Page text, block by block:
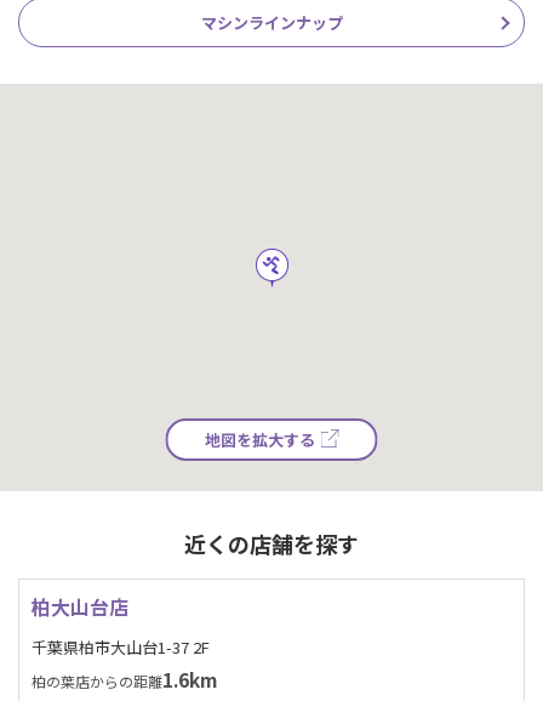
マシンラインナップ
地図を拡大する
近くの店舗を探す
柏大山台店
千葉県柏市大山台1-37 2F
柏の葉店からの距離1.6km